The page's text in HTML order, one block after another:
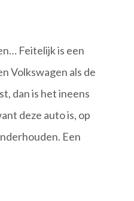
Feitelijk is een
Volkswagen als de
dan is het ineens
deze auto is, op
Een